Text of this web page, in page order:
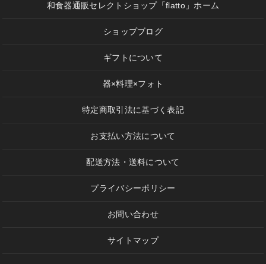
和食器通販セレクトショップ「flatto」ホーム
ショップブログ
ギフトについて
器×料理×フォト
特定商取引法に基づく表記
お支払い方法について
配送方法・送料について
プライバシーポリシー
お問い合わせ
サイトマップ